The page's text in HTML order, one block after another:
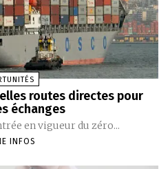
routes directes pour
échanges
en vigueur du zéro...
INFOS